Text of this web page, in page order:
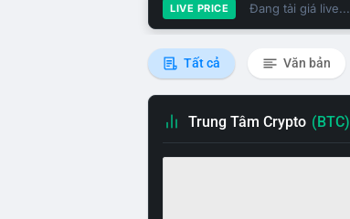
LIVE PRICE Đang tải giá live...
Tất cả Văn bản
Trung Tâm Crypto (BTC)